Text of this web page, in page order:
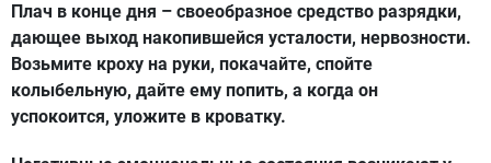
Плач в конце дня – своеобразное средство разрядки,
дающее выход накопившейся усталости, нервозности.
Возьмите кроху на руки, покачайте, спойте
колыбельную, дайте ему попить, а когда он
успокоится, уложите в кроватку.